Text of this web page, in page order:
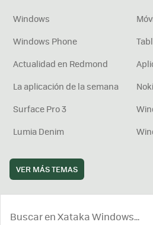
Windows
Windows Phone
Actualidad en Redmond
La aplicación de la semana
Surface Pro 3
Lumia Denim
VER MÁS TEMAS